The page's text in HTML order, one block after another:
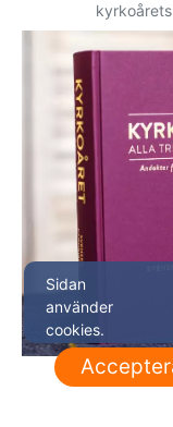
Sidan
använder
cookies.